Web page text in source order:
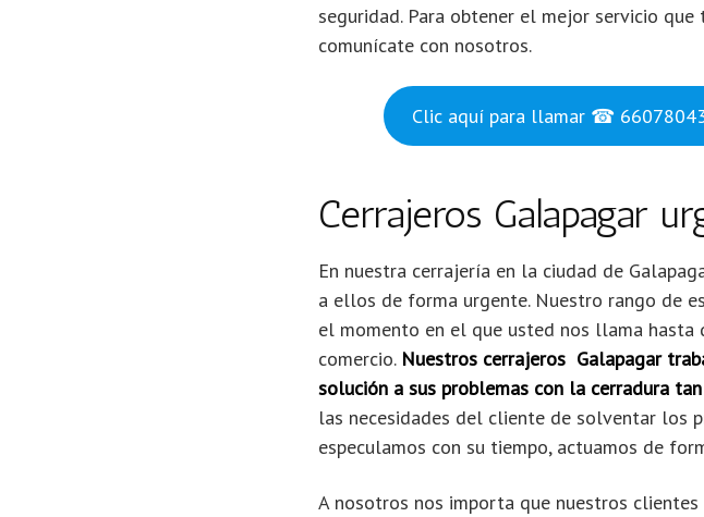
seguridad. Para obtener el mejor servicio
comunícate con nosotros.
Clic aquí para llamar ☎
Cerrajeros Galapagar
En nuestra cerrajería en la ciudad de
a ellos de forma urgente. Nuestro rango de
el momento en el que usted nos llama
comercio. Nuestros cerrajeros Galapagar
solución a sus problemas con la cerradura
las necesidades del cliente de solventar los
especulamos con su tiempo, actuamos de
A nosotros nos importa que nuestros